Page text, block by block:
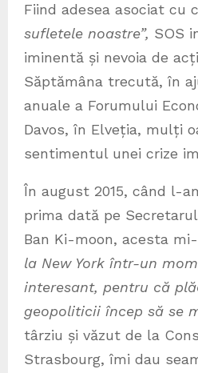
Fiind adesea asociat cu
sufletele noastre”, SOS
iminentă și nevoia de
Săptămâna trecută, în
anuale a Forumului
Davos, în Elveția, mulți
sentimentul unei crize
În august 2015, când l-
prima dată pe
Ban Ki-moon, acesta
la New York într-un
interesant, pentru că
geopoliticii încep să se
târziu și văzut de la
Strasbourg, îmi dau